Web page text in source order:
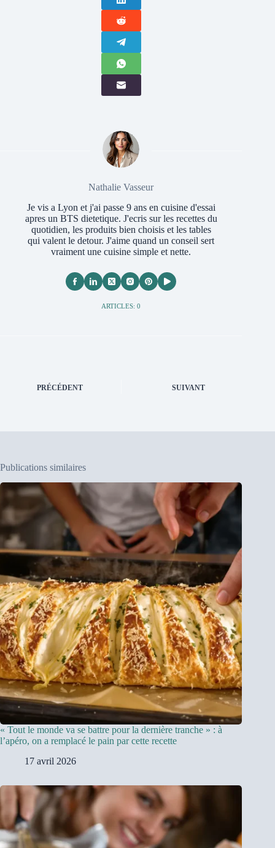
Nathalie Vasseur
Je vis a Lyon et j'ai passe 9 ans en cuisine d'essai
apres un BTS dietetique. J'ecris sur les recettes du
quotidien, les produits bien choisis et les tables
qui valent le detour. J'aime quand un conseil sert
vraiment une cuisine simple et nette.
ARTICLES: 0
PRÉCÉDENT SUIVANT
Publications similaires
« Tout le monde va se battre pour la dernière tranche » : à
l’apéro, on a remplacé le pain par cette recette
17 avril 2026